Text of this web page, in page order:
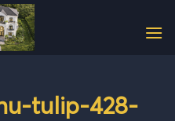
tulip-428-